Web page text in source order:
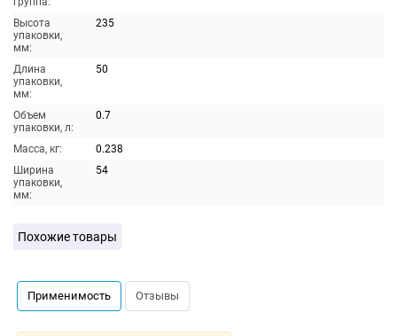
Высота
упаковки,
мм:
235
Длина
упаковки,
мм:
50
Объем
упаковки, л:
0.7
Масса, кг:
0.238
Ширина
упаковки,
мм:
54
Похожие товары
Применимость Отзывы